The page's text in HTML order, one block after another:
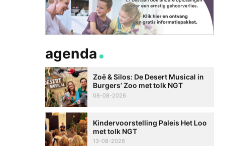
agenda
Zoë & Silos: De Desert Musical in
Burgers’ Zoo met tolk NGT
08-08-2026
Kindervoorstelling Paleis Het Loo
met tolk NGT
13-08-2026